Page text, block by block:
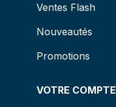
Ventes Flash
Nouveautés
Promotions
VOTRE COMPTE